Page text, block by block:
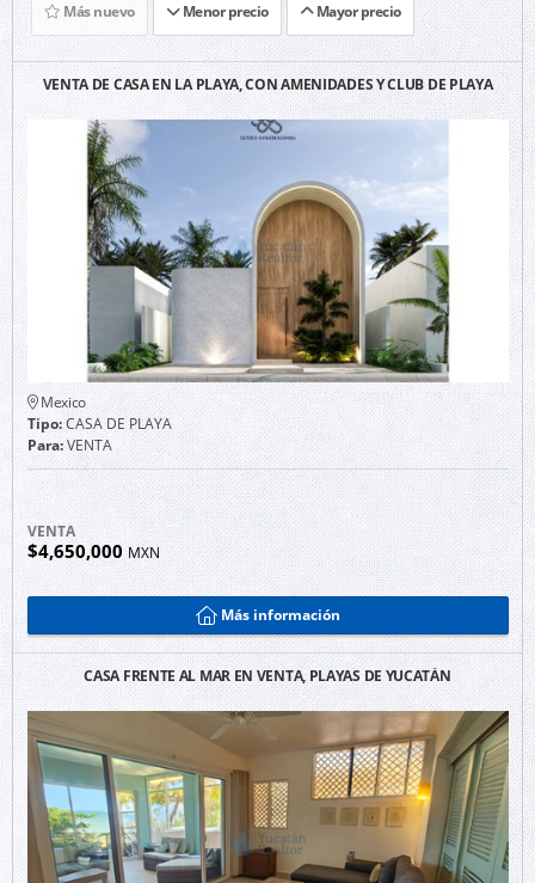
Más nuevo
Menor precio Mayor precio
VENTA DE CASA EN LA PLAYA, CON AMENIDADES Y CLUB DE PLAYA
Mexico
Tipo:CASA DE PLAYA
Para:VENTA
VENTA
$4,650,000MXN
Más información
CASA FRENTE AL MAR EN VENTA, PLAYAS DE YUCATÁN